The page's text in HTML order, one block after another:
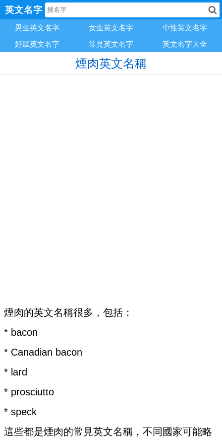
英文名字
男生英文名字 女生英文名字
中性英文名字
好聽英文名字
常見英文名字 英文名字大全
煙肉英文名稱
煙肉的英文名稱很多，包括：
* bacon
* Canadian bacon
* lard
* prosciutto
* speck
這些都是煙肉的常見英文名稱，不同國家可能略